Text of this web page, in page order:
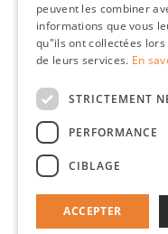
peuvent les combiner
informations que vous
qu"ils ont collectées
de leurs services. En
STRICTEMENT
PERFORMANCE
CIBLAGE
ACCEPTER